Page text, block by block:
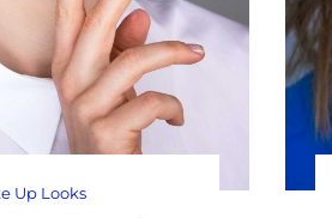
Up Looks